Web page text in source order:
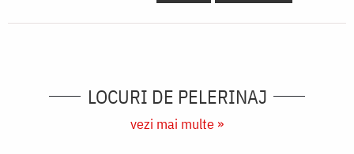
LOCURI DE PELERINAJ
vezi mai multe »